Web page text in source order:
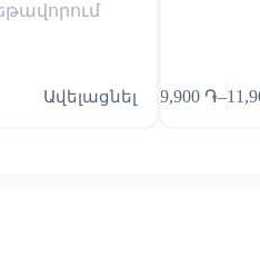
Ավելացնել 9,900 ֏–